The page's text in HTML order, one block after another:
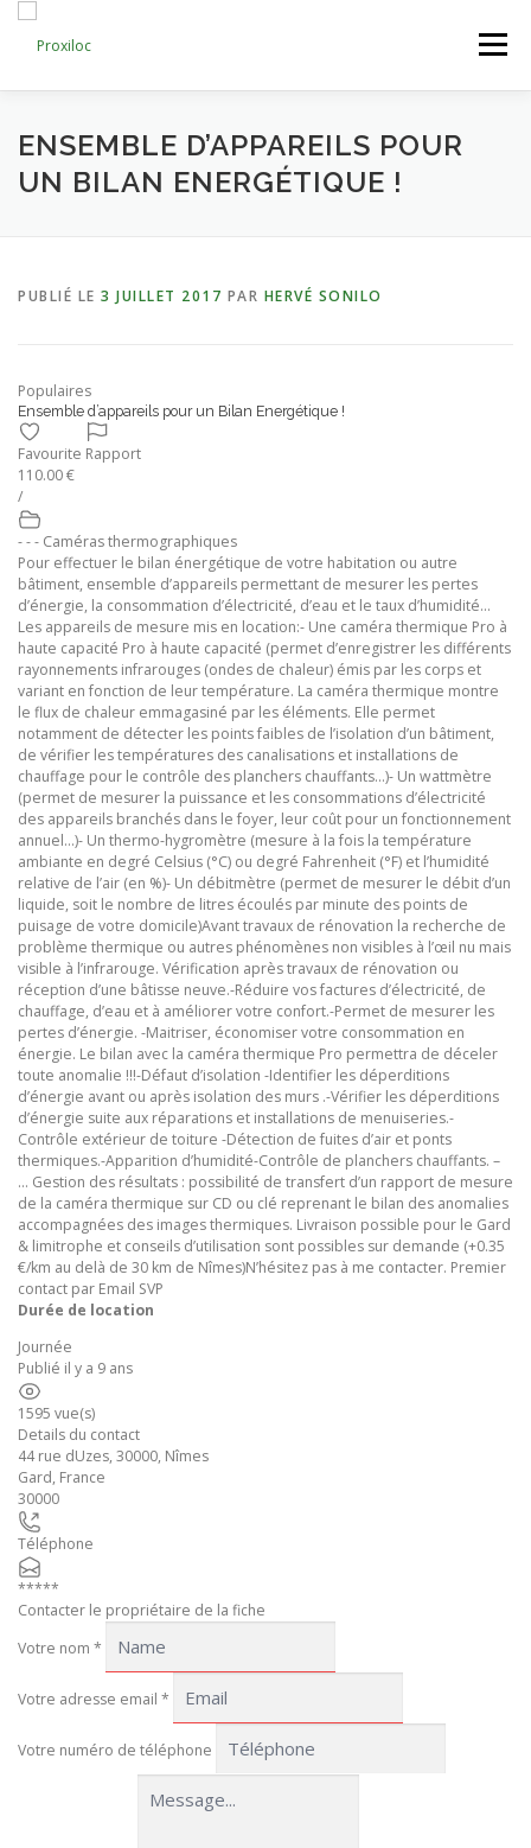
contenu
Menu
CATEGORIES AJOUTER UNE ANNONCE
ENSEMBLE D’APPAREILS POUR
UN BILAN ENERGÉTIQUE !
PUBLIÉ LE 3 JUILLET 2017 PAR HERVÉ SONILO
Populaires
Ensemble d’appareils pour un Bilan Energétique !
Favourite Rapport
110.00 €
/
- - - Caméras thermographiques
Pour effectuer le bilan énergétique de votre habitation ou autre
bâtiment, ensemble d’appareils permettant de mesurer les pertes
d’énergie, la consommation d’électricité, d’eau et le taux d’humidité…
Les appareils de mesure mis en location:- Une caméra thermique Pro à
haute capacité Pro à haute capacité (permet d’enregistrer les différents
rayonnements infrarouges (ondes de chaleur) émis par les corps et
variant en fonction de leur température. La caméra thermique montre
le flux de chaleur emmagasiné par les éléments. Elle permet
notamment de détecter les points faibles de l’isolation d’un bâtiment,
de vérifier les températures des canalisations et installations de
chauffage pour le contrôle des planchers chauffants…)- Un wattmètre
(permet de mesurer la puissance et les consommations d’électricité
des appareils branchés dans le foyer, leur coût pour un fonctionnement
annuel…)- Un thermo-hygromètre (mesure à la fois la température
ambiante en degré Celsius (°C) ou degré Fahrenheit (°F) et l’humidité
relative de l’air (en %)- Un débitmètre (permet de mesurer le débit d’un
liquide, soit le nombre de litres écoulés par minute des points de
puisage de votre domicile)Avant travaux de rénovation la recherche de
problème thermique ou autres phénomènes non visibles à l’œil nu mais
visible à l’infrarouge. Vérification après travaux de rénovation ou
réception d’une bâtisse neuve.-Réduire vos factures d’électricité, de
chauffage, d’eau et à améliorer votre confort.-Permet de mesurer les
pertes d’énergie. -Maitriser, économiser votre consommation en
énergie. Le bilan avec la caméra thermique Pro permettra de déceler
toute anomalie !!!-Défaut d’isolation -Identifier les déperditions
d’énergie avant ou après isolation des murs .-Vérifier les déperditions
d’énergie suite aux réparations et installations de menuiseries.-
Contrôle extérieur de toiture -Détection de fuites d’air et ponts
thermiques.-Apparition d’humidité-Contrôle de planchers chauffants. –
… Gestion des résultats : possibilité de transfert d’un rapport de mesure
de la caméra thermique sur CD ou clé reprenant le bilan des anomalies
accompagnées des images thermiques. Livraison possible pour le Gard
& limitrophe et conseils d’utilisation sont possibles sur demande (+0.35
€/km au delà de 30 km de Nîmes)N’hésitez pas à me contacter. Premier
contact par Email SVP
Durée de location
Journée
Publié il y a 9 ans
1595 vue(s)
Details du contact
44 rue dUzes, 30000, Nîmes
Gard, France
30000
Téléphone
*****
Contacter le propriétaire de la fiche
Votre nom *
Votre adresse email *
Votre numéro de téléphone